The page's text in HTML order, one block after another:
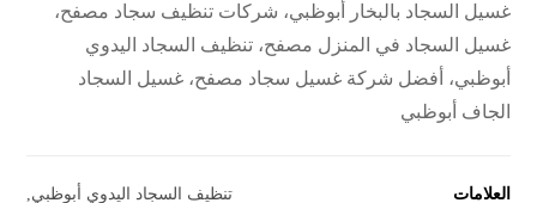
غسيل السجاد بالبخار أبوظبي، شركات تنظيف سجاد مصفح،
غسيل السجاد في المنزل مصفح، تنظيف السجاد اليدوي
أبوظبي، أفضل شركة غسيل سجاد مصفح، غسيل السجاد
الجاف أبوظبي
العلامات تنظيف السجاد اليدوي أبوظبي,